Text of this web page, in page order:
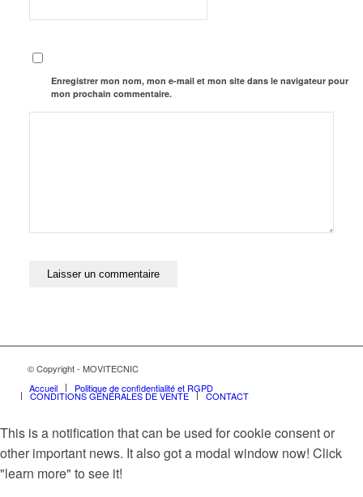
Enregistrer mon nom, mon e-mail et mon site dans le navigateur pour
mon prochain commentaire.
© Copyright - MOVITECNIC
Accueil
Politique de confidentialité et RGPD
CONDITIONS GÉNÉRALES DE VENTE CONTACT
This is a notification that can be used for cookie consent or
other important news. It also got a modal window now! Click
"learn more" to see it!